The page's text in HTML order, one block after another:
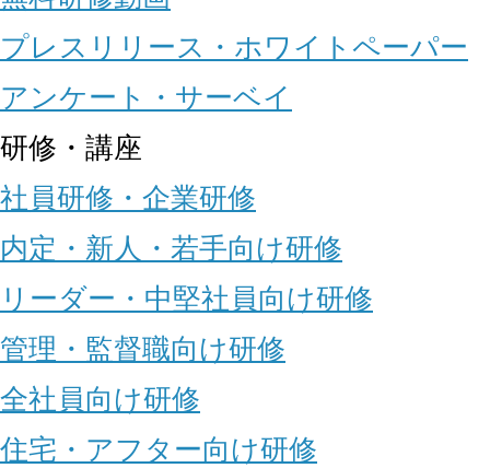
プレスリリース・ホワイトペーパー
アンケート・サーベイ
研修・講座
社員研修・企業研修
内定・新人・若手向け研修
リーダー・中堅社員向け研修
管理・監督職向け研修
全社員向け研修
住宅・アフター向け研修